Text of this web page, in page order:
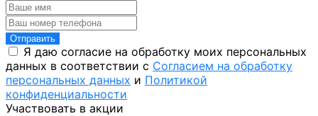
Отправить
Я даю согласие на обработку моих персональных
данных в соответствии с Согласием на обработку
персональных данных и Политикой
конфиденциальности
Участвовать в акции